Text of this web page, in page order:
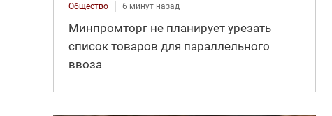
Общество 6 минут назад
Минпромторг не планирует урезать
список товаров для параллельного
ввоза